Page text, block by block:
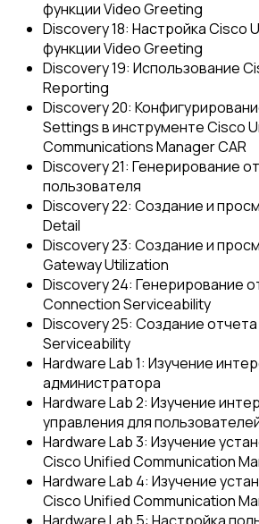
функции Video Greeting
Discovery 18: Настройка Cisco
функции Video Greeting
Discovery 19: Использование
Reporting
Discovery 20:
Settings в инструменте Cisco
Communications Manager CAR
Discovery 21: Генерирование
пользователя
Discovery 22: Создание и
Detail
Discovery 23: Создание и
Gateway Utilization
Discovery 24: Генерирование
Connection Serviceability
Discovery 25: Создание
Serviceability
Hardware Lab 1: Изучение
администратора
Hardware Lab 2: Изучение
управления для
Hardware Lab 3: Изучение
Cisco Unified Communication
Hardware Lab 4: Изучение
Cisco Unified Communication